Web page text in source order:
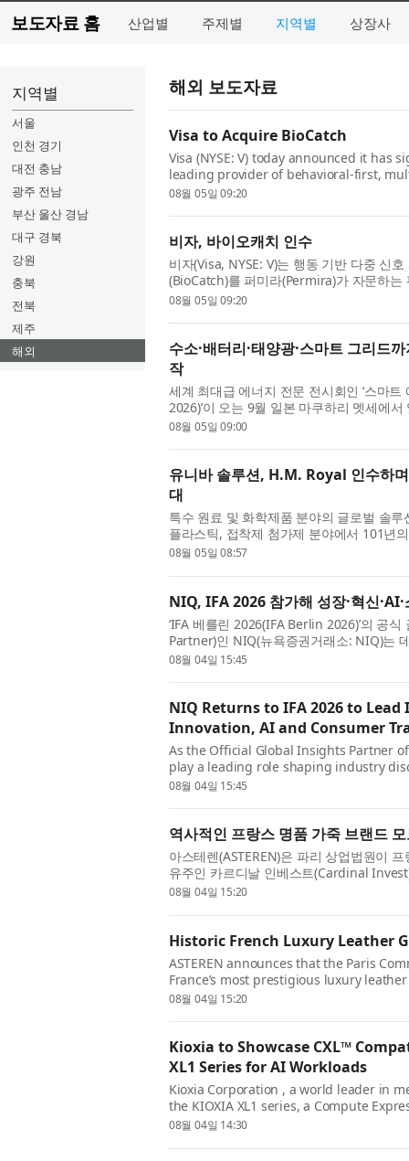
보도자료 홈 산업별 주제별 지역별 상장사
지역별
서울
인천 경기
대전 충남
광주 전남
부산 울산 경남
대구 경북
강원
충북
전북
제주
해외
해외 보도자료
Visa to Acquire BioCatch
Visa (NYSE: V) today announced it has
leading provider of behavioral-first,
Permira and other shareholders for
08월 05일 09:20
비자, 바이오캐치 인수
비자(Visa, NYSE: V)는 행동 기반 다중 신
(BioCatch)를 퍼미라(Permira)가 자문하
한 최종 계약을 체결했다고 발표했다. 바
08월 05일 09:20
수소·배터리·태양광·스마트 그리드
작
세계 최대급 에너지 전문 전시회인 ‘스마
2026)’이 오는 9월 일본 마쿠하리 멧세에
양광, 풍력, 스마트 그리드 등 에너지 전환
08월 05일 09:00
유니바 솔루션, H.M. Royal 인수하
대
특수 원료 및 화학제품 분야의 글로벌 솔
플라스틱, 접착제 첨가제 분야에서 101년
발표했다. 이번 인수를 통해 유니바 솔루
08월 05일 08:57
NIQ, IFA 2026 참가해 성장·혁신
‘IFA 베를린 2026(IFA Berlin 2026)’의 공
Partner)인 NIQ(뉴욕증권거래소: NIQ)는
장, 혁신, 소비자 행동을 재편하는 원동력
08월 04일 15:45
NIQ Returns to IFA 2026 to
Innovation, AI and Consumer
As the Official Global Insights Partner
play a leading role shaping industry
intelligence, and human insight to
08월 04일 15:45
역사적인 프랑스 명품 가죽 브랜드
아스테렌(ASTEREN)은 파리 상업법원이
유주인 카르디날 인베스트(Cardinal
다. 모로 파리는 프랑스를 대표하는 최고
08월 04일 15:20
Historic French Luxury Leather
ASTEREN announces that the Paris
France’s most prestigious luxury
manufacturer Groupe Lécuyer. The
08월 04일 15:20
Kioxia to Showcase CXL™
XL1 Series for AI Workloads
Kioxia Corporation , a world leader in
the KIOXIA XL1 series, a Compute
module, at the Kioxia booth at FMS:
08월 04일 14:30